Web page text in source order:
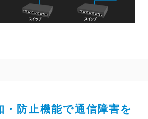
・防止機能で通信障害を